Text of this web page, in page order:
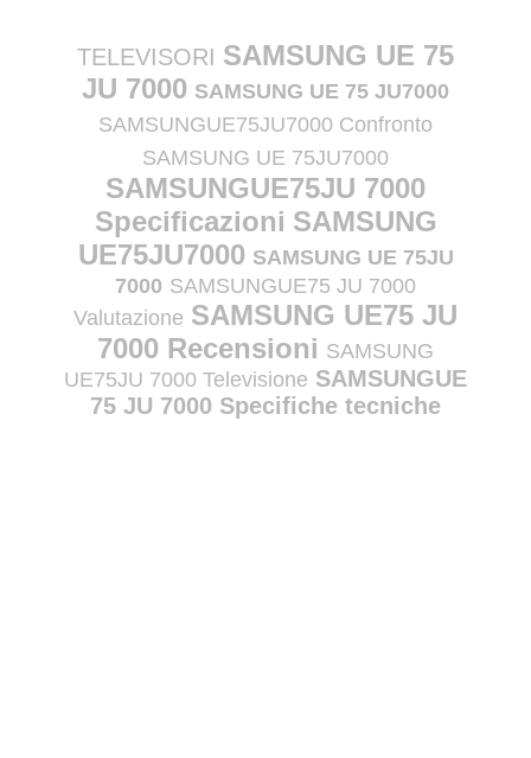
TELEVISORI SAMSUNG UE 75
JU 7000 SAMSUNG UE 75 JU7000
SAMSUNGUE75JU7000 Confronto
SAMSUNG UE 75JU7000
SAMSUNGUE75JU 7000
Specificazioni SAMSUNG
UE75JU7000 SAMSUNG UE 75JU
7000 SAMSUNGUE75 JU 7000
Valutazione SAMSUNG UE75 JU
7000 Recensioni SAMSUNG
UE75JU 7000 Televisione SAMSUNGUE
75 JU 7000 Specifiche tecniche